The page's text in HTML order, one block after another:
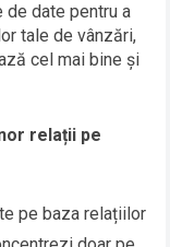
de date pentru a
tale de vânzări,
cel mai bine și
relații pe
pe baza relațiilor